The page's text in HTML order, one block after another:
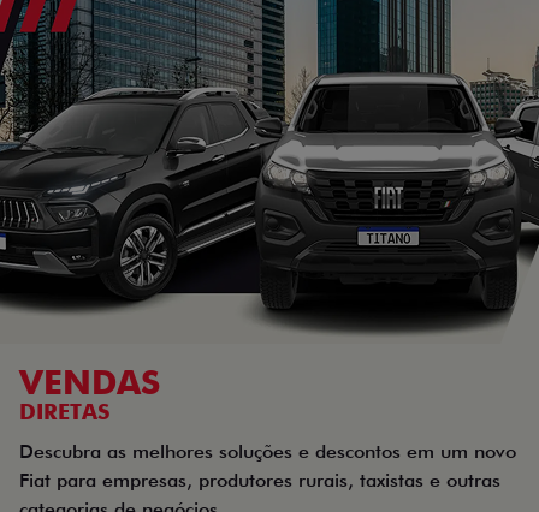
VENDAS
DIRETAS
Descubra as melhores soluções e descontos em um novo
Fiat para empresas, produtores rurais, taxistas e outras